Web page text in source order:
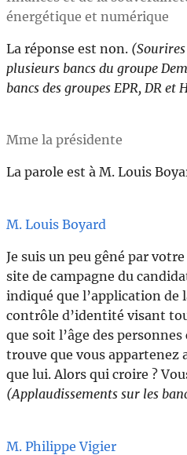
énergétique et numérique
La réponse est non. (Sourires
plusieurs bancs du groupe
bancs des groupes EPR, DR et
Mme la présidente
La parole est à M. Louis
M. Louis Boyard
Je suis un peu gêné par
site de campagne du
indiqué que l’application de
contrôle d’identité visant
que soit l’âge des
trouve que vous appartenez
que lui. Alors qui croire ?
(Applaudissements sur les
M. Philippe Vigier